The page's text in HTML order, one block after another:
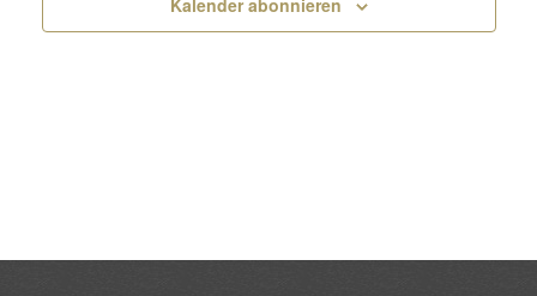
Kalender abonnieren